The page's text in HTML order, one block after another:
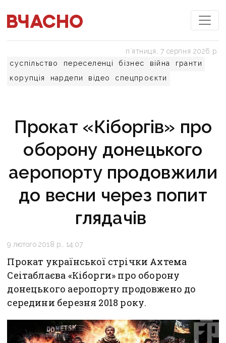
суспільство переселенці бізнес війна
гранти
корупція
нардепи відео спецпроєкти
пʼятниця, 7 серпня 2026 р.
Прокат «Кіборгів» про
оборону донецького
аеропорту продовжили
до весни через попит
глядачів
9 лютого 2018 р., 14:07
Прокат української стрічки Ахтема
Сеітаблаєва «Кіборги» про оборону
донецького аеропорту продовжено до
середини березня 2018 року.